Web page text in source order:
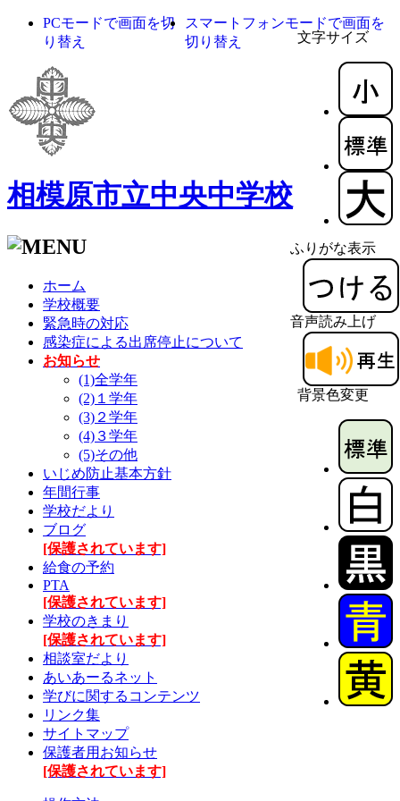
文字サイズ
ふりがな表示
音声読み上げ
背景色変更
PCモードで画面を切
り替え
スマートフォンモードで画面を
切り替え
相模原市立中央中学校
ホーム
学校概要
緊急時の対応
感染症による出席停止について
お知らせ
(1)全学年
(2)１学年
(3)２学年
(4)３学年
(5)その他
いじめ防止基本方針
年間行事
学校だより
ブログ
[保護されています]
給食の予約
PTA
[保護されています]
学校のきまり
[保護されています]
相談室だより
あいあーるネット
学びに関するコンテンツ
リンク集
サイトマップ
保護者用お知らせ
[保護されています]